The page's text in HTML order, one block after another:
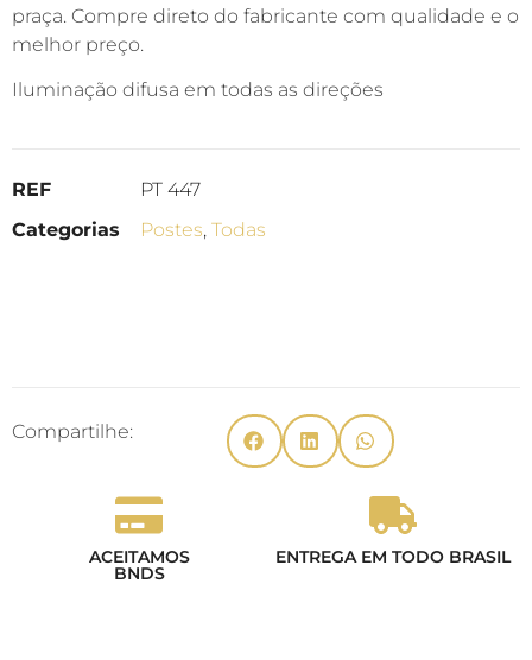
praça. Compre direto do fabricante com qualidade e o
melhor preço.
Iluminação difusa em todas as direções
REF
PT 447
Categorias
Postes, Todas
Compartilhe:
ACEITAMOS
BNDS
ENTREGA EM TODO BRASIL